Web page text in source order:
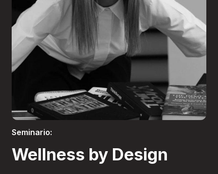
Inscribir
Boletería
Seminario:
Wellness by Design